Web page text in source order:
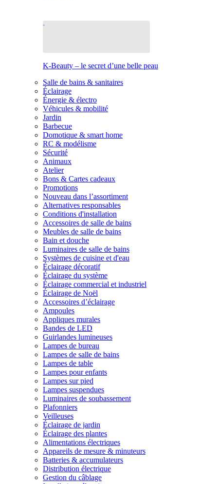
K-Beauty – le secret d’une belle peau
Salle de bains & sanitaires
Éclairage
Énergie & électro
Véhicules & mobilité
Jardin
Barbecue
Domotique & smart home
RC & modélisme
Sécurité
Animaux
Atelier
Bons & Cartes cadeaux
Promotions
Nouveau dans l’assortiment
Alternatives responsables
Conditions d'installation
Accessoires de salle de bains
Meubles de salle de bains
Bain et douche
Luminaires de salle de bains
Systèmes de cuisine et d'eau
Éclairage décoratif
Éclairage du système
Éclairage commercial et industriel
Éclairage de Noël
Accessoires d’éclairage
Ampoules
Appliques murales
Bandes de LED
Guirlandes lumineuses
Lampes de bureau
Lampes de salle de bains
Lampes de table
Lampes pour enfants
Lampes sur pied
Lampes suspendues
Luminaires de soubassement
Plafonniers
Veilleuses
Éclairage de jardin
Éclairage des plantes
Alimentations électriques
Appareils de mesure & minuteurs
Batteries & accumulateurs
Distribution électrique
Gestion du câblage